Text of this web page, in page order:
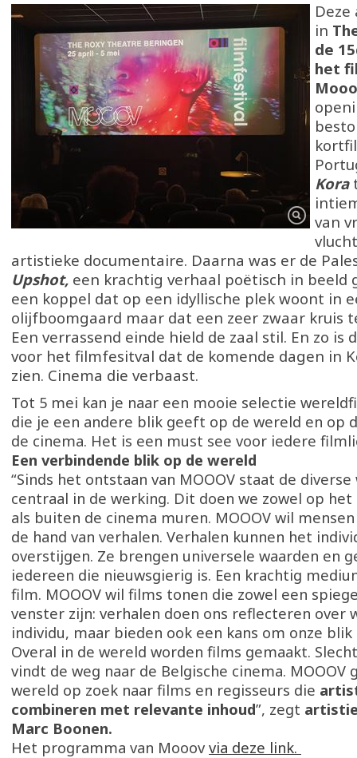
Deze
in
de
het
Kora
van
artistieke documentaire. Daarna was er de
Upshot, een krachtig verhaal poëtisch in beeld
een koppel dat op een idyllische plek woont in
olijfboomgaard maar dat een zeer zwaar kruis
Een verrassend einde hield de zaal stil. En zo is
voor het filmfesitval dat de komende dagen in
zien. Cinema die verbaast.
Tot 5 mei kan je naar een mooie selectie
die je een andere blik geeft op de wereld en op
de cinema. Het is een must see voor iedere
Een verbindende blik op de wereld
“Sinds het ontstaan van MOOOV staat de
centraal in de werking. Dit doen we zowel op
als buiten de cinema muren. MOOOV wil
de hand van verhalen. Verhalen kunnen het
overstijgen. Ze brengen universele waarden en
iedereen die nieuwsgierig is. Een krachtig
film. MOOOV wil films tonen die zowel een
venster zijn: verhalen doen ons reflecteren over
individu, maar bieden ook een kans om onze
Overal in de wereld worden films gemaakt.
vindt de weg naar de Belgische cinema. MOOOV
wereld op zoek naar films en regisseurs die
combineren met relevante inhoud”, zegt
Marc Boonen.
Het programma van Mooov via deze link.